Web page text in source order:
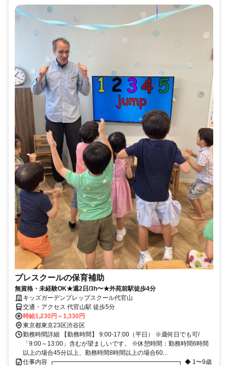
プレスクールの保育補助
無資格・未経験OK★週2日/3h〜★外苑前駅徒歩4分
キッズガーデンプレップスクール代官山
交通・アクセス 代官山駅 徒歩5分
時給1,230円～1,330円
東京都東京23区渋谷区
勤務時間詳細 【勤務時間】 9:00-17:00（平日） ※週何日でも可/
「9:00～13:00」含むが望ましいです。 ※休憩時間：勤務時間6時間
以上の場合45分以上、勤務時間8時間以上の場合60...
仕事内容 ┏━━━━━━━━━━━━━━━━━━━━┓ ◆ 1〜9歳